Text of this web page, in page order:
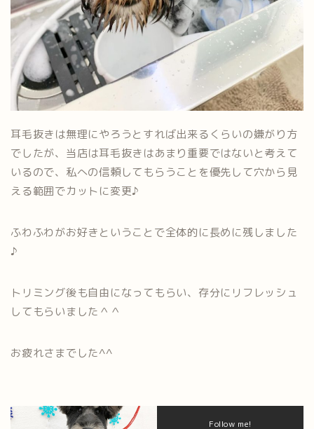
耳毛抜きは無理にやろうとすれば出来るくらいの嫌がり方
でしたが、当店は耳毛抜きはあまり重要ではないと考えて
いるので、私への信頼してもらうことを優先して穴から見
える範囲でカットに変更♪
ふわふわがお好きということで全体的に長めに残しました
♪
トリミング後も自由になってもらい、存分にリフレッシュ
してもらいました＾＾
お疲れさまでした^^
Follow me!